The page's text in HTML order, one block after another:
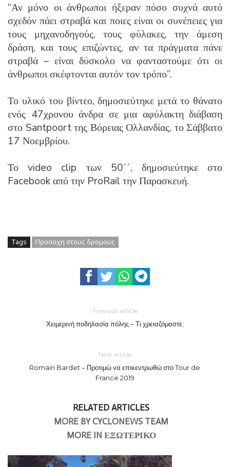
“Αν μόνο οι άνθρωποι ήξεραν πόσο συχνά αυτό
σχεδόν πάει στραβά και ποιες είναι οι συνέπειες για
τους μηχανοδηγούς, τους φύλακες, την άμεση
δράση, και τους επιζώντες, αν τα πράγματα πάνε
στραβά – είναι δύσκολο να φανταστούμε ότι οι
άνθρωποι σκέφτονται αυτόν τον τρόπο”.
Το υλικό του βίντεο, δημοσιεύτηκε μετά το θάνατο
ενός 47χρονου άνδρα σε μια αφύλακτη διάβαση
στο Santpoort της Βόρειας Ολλανδίας, το Σάββατο
17 Νοεμβρίου.
Το video clip των 50΄΄, δημοσιεύτηκε στο
Facebook από την ProRail την Παρασκευή.
Tags Προσοχη στους δρομους
Previous article
Χειμερινή ποδηλασία πόλης – Τι χρειαζόμαστε;
Next article
Romain Bardet – Προτιμώ να επικεντρωθώ στο Tour de
France 2019
RELATED ARTICLES
MORE BY CYCLONEWS TEAM
MORE IN ΕΞΩΤΕΡΙΚΟ